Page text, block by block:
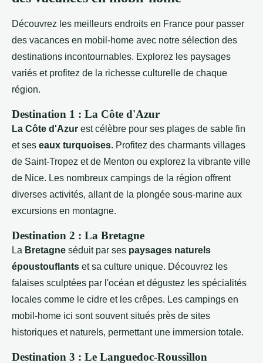
Découvrez les meilleurs endroits en France pour passer
des vacances en mobil-home avec notre sélection des
destinations incontournables. Explorez les paysages
variés et profitez de la richesse culturelle de chaque
région.
Destination 1 : La Côte d'Azur
La Côte d'Azur est célèbre pour ses plages de sable fin
et ses eaux turquoises. Profitez des charmants villages
de Saint-Tropez et de Menton ou explorez la vibrante ville
de Nice. Les nombreux campings de la région offrent
diverses activités, allant de la plongée sous-marine aux
excursions en montagne.
Destination 2 : La Bretagne
La Bretagne séduit par ses paysages naturels
époustouflants et sa culture unique. Découvrez les
falaises sculptées par l'océan et dégustez les spécialités
locales comme le cidre et les crêpes. Les campings en
mobil-home ici sont souvent situés près de sites
historiques et naturels, permettant une immersion totale.
Destination 3 : Le Languedoc-Roussillon